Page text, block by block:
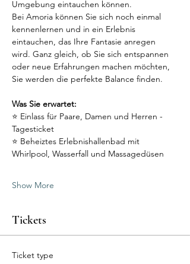
Umgebung eintauchen können.
Bei Amoria können Sie sich noch einmal
kennenlernen und in ein Erlebnis
eintauchen, das Ihre Fantasie anregen
wird. Ganz gleich, ob Sie sich entspannen
oder neue Erfahrungen machen möchten,
Sie werden die perfekte Balance finden.
Was Sie erwartet:
⭐ Einlass für Paare, Damen und Herren -
Tagesticket
⭐ Beheiztes Erlebnishallenbad mit
Whirlpool, Wasserfall und Massagedüsen
Show More
Tickets
Ticket type